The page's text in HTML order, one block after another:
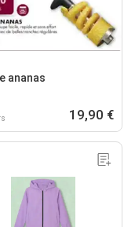
ananas
19,90 €